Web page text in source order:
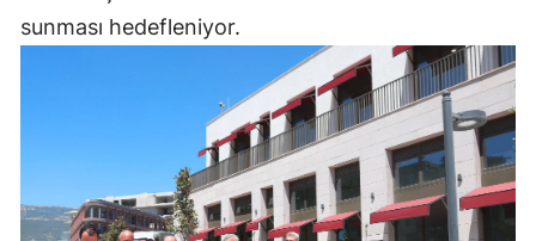
sunması hedefleniyor.